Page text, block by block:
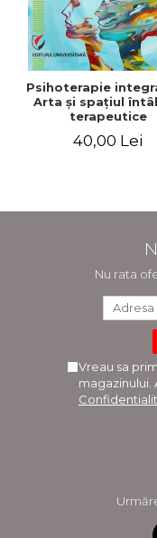
Psihoterapie
Arta şi spaţiul
terapeutice
40,00 Lei
Nu rata
Vreau sa
magazinului.